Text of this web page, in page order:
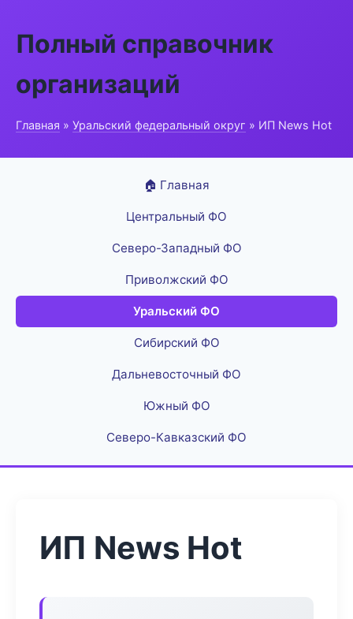
Полный справочник
организаций
Главная » Уральский федеральный округ » ИП News Hot
🏠 Главная
Центральный ФО
Северо-Западный ФО
Приволжский ФО
Уральский ФО
Сибирский ФО
Дальневосточный ФО
Южный ФО
Северо-Кавказский ФО
ИП News Hot